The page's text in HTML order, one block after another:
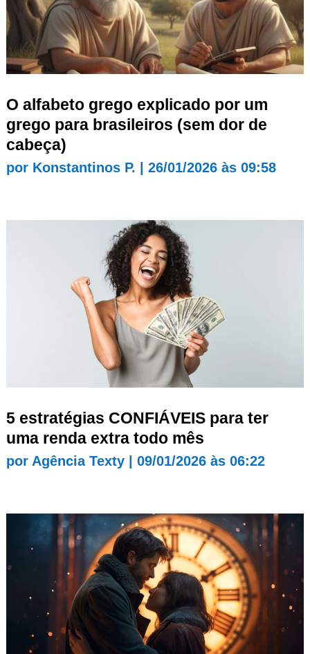
O alfabeto grego explicado por um
grego para brasileiros (sem dor de
cabeça)
por Konstantinos P. 26/01/2026 às 09:58
5 estratégias CONFIÁVEIS para ter
uma renda extra todo mês
por Agência Texty| 09/01/2026 às 06:22